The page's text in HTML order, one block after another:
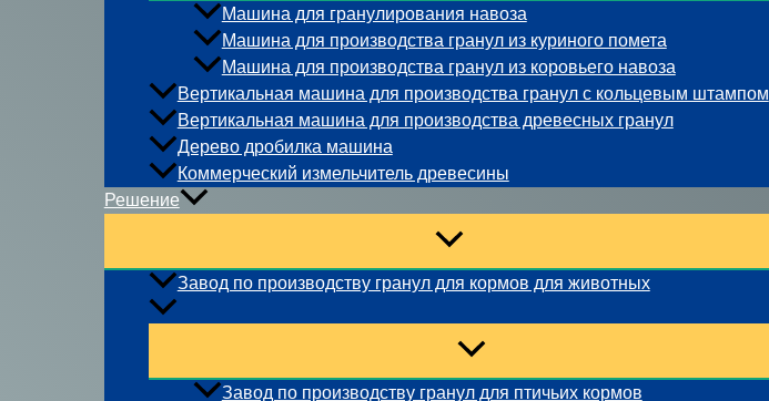
Машина для гранулирования навоза
Машина для производства гранул из куриного помета
Машина для производства гранул из коровьего навоза
Вертикальная машина для производства гранул с кольцевым штампом
Вертикальная машина для производства древесных гранул
Дерево дробилка машина
Коммерческий измельчитель древесины
Решение
Завод по производству гранул для кормов для животных
Завод по производству гранул для птичьих кормов